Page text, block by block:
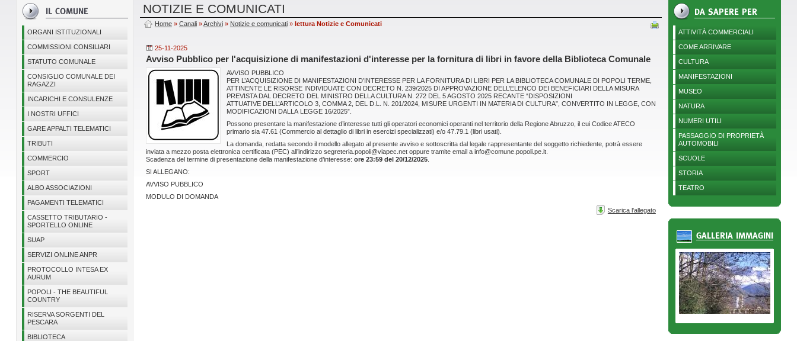
ORGANI ISTITUZIONALI
COMMISSIONI CONSILIARI
STATUTO COMUNALE
CONSIGLIO COMUNALE DEI
RAGAZZI
INCARICHI E CONSULENZE
I NOSTRI UFFICI
GARE APPALTI TELEMATICI
TRIBUTI
COMMERCIO
SPORT
ALBO ASSOCIAZIONI
PAGAMENTI TELEMATICI
CASSETTO TRIBUTARIO -
SPORTELLO ONLINE
SUAP
SERVIZI ONLINE ANPR
PROTOCOLLO INTESA EX
AURUM
POPOLI - THE BEAUTIFUL
COUNTRY
RISERVA SORGENTI DEL
PESCARA
BIBLIOTECA
ATTIVITÀ COMMERCIALI
COME ARRIVARE
CULTURA
MANIFESTAZIONI
MUSEO
NATURA
NUMERI UTILI
PASSAGGIO DI PROPRIETÀ
AUTOMOBILI
SCUOLE
STORIA
TEATRO
NOTIZIE E COMUNICATI
Home» Canali»Archivi» Notizie e comunicati» lettura Notizie e Comunicati
25-11-2025
Avviso Pubblico per l'acquisizione di manifestazioni d'interesse per la fornitura di libri in favore della Biblioteca Comunale
AVVISO PUBBLICO
PER L’ACQUISIZIONE DI MANIFESTAZIONI D’INTERESSE PER LA FORNITURA DI LIBRI PER LA BIBLIOTECA COMUNALE DI POPOLI TERME,
ATTINENTE LE RISORSE INDIVIDUATE CON DECRETO N. 239/2025 DI APPROVAZIONE DELL’ELENCO DEI BENEFICIARI DELLA MISURA
PREVISTA DAL DECRETO DEL MINISTRO DELLA CULTURA N. 272 DEL 5 AGOSTO 2025 RECANTE “DISPOSIZIONI
ATTUATIVE DELL’ARTICOLO 3, COMMA 2, DEL D.L. N. 201/2024, MISURE URGENTI IN MATERIA DI CULTURA”, CONVERTITO IN LEGGE, CON
MODIFICAZIONI DALLA LEGGE 16/2025”.
Possono presentare la manifestazione d’interesse tutti gli operatori economici operanti nel territorio della Regione Abruzzo, il cui Codice ATECO
primario sia 47.61 (Commercio al dettaglio di libri in esercizi specializzati) e/o 47.79.1 (libri usati).
La domanda, redatta secondo il modello allegato al presente avviso e sottoscritta dal legale rappresentante del soggetto richiedente, potrà essere
inviata a mezzo posta elettronica certificata (PEC) all’indirizzo segreteria.popoli@viapec.net oppure tramite email a info@comune.popoli.pe.it.
Scadenza del termine di presentazione della manifestazione d’interesse: ore 23:59 del 20/12/2025.
SI ALLEGANO:
AVVISO PUBBLICO
MODULO DI DOMANDA
Scarica l'allegato